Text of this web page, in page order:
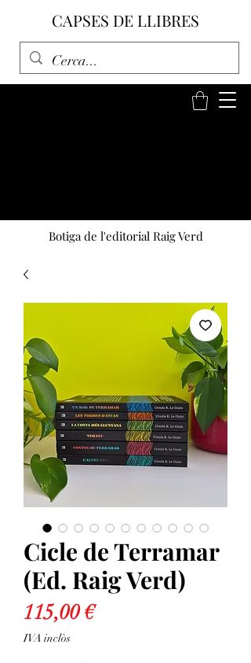
CAPSES DE LLIBRES
Botiga de l'editorial Raig Verd
Cicle de Terramar
(Ed. Raig Verd)
115,00 €Price
IVA inclòs